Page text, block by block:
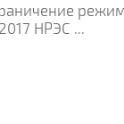
НРЭС ...